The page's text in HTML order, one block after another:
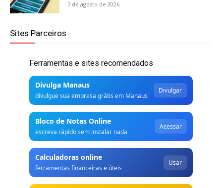
7 de agosto de 2026
Sites Parceiros
Ferramentas e sites recomendados
Divulga Manaus
divulgue sua empresa grátis em Manaus
Divulgar
Bloco de Notas Online
escreva rápido sem instalar nada
Acessar
Calculadoras online
ferramentas financeiras e úteis
Usar